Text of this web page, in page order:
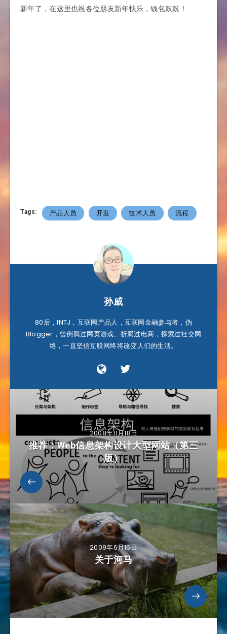
新年了，在这里也祝各位朋友新年快乐，钱包鼓鼓！
Tags: 产品人员 开发 技术人员 流程
孙威
80后，INTJ，互联网产品人，互联网金融参与者，伪
Blogger，曾倒腾过网页游戏、折腾过电商，探索过社交网
络，一直坚信互联网终将改变人们的生活。
2008年11月18日
推荐：Web信息架构设计大型网站（第三
版）
2009年6月16日
关于河马